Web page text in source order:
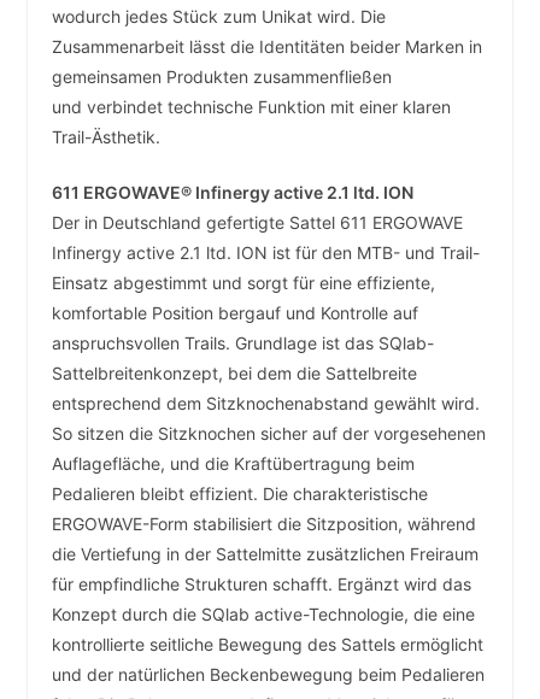
wodurch jedes Stück zum Unikat wird. Die
Zusammenarbeit lässt die Identitäten beider Marken in
gemeinsamen Produkten zusammenfließen
und verbindet technische Funktion mit einer klaren
Trail-Ästhetik.
611 ERGOWAVE® Infinergy active 2.1 ltd. ION
Der in Deutschland gefertigte Sattel 611 ERGOWAVE
Infinergy active 2.1 ltd. ION ist für den MTB- und Trail-
Einsatz abgestimmt und sorgt für eine effiziente,
komfortable Position bergauf und Kontrolle auf
anspruchsvollen Trails. Grundlage ist das SQlab-
Sattelbreitenkonzept, bei dem die Sattelbreite
entsprechend dem Sitzknochenabstand gewählt wird.
So sitzen die Sitzknochen sicher auf der vorgesehenen
Auflagefläche, und die Kraftübertragung beim
Pedalieren bleibt effizient. Die charakteristische
ERGOWAVE-Form stabilisiert die Sitzposition, während
die Vertiefung in der Sattelmitte zusätzlichen Freiraum
für empfindliche Strukturen schafft. Ergänzt wird das
Konzept durch die SQlab active-Technologie, die eine
kontrollierte seitliche Bewegung des Sattels ermöglicht
und der natürlichen Beckenbewegung beim Pedalieren